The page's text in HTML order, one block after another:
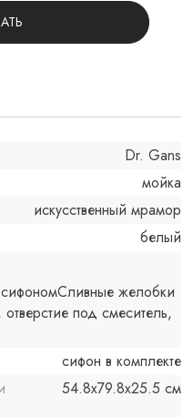
Dr. Gans
мойка
искусственный мрамор
белый
желобки
под смеситель,
сифон в комплекте
54.8x79.8x25.5 см